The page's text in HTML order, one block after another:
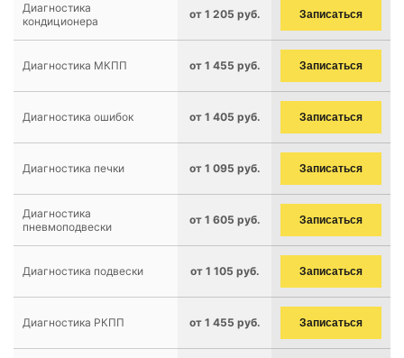
Диагностика
кондиционера
от 1 205 руб. Записаться
Диагностика МКПП от 1 455 руб. Записаться
Диагностика ошибок от 1 405 руб. Записаться
Диагностика печки от 1 095 руб. Записаться
Диагностика
пневмоподвески
от 1 605 руб. Записаться
Диагностика подвески от 1 105 руб. Записаться
Диагностика РКПП от 1 455 руб. Записаться